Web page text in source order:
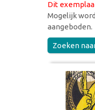
Dit
Mogelijk
aangeboden.
Zoeken